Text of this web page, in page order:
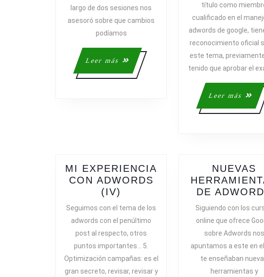
largo de dos sesiones nos
asesoró sobre que cambios
podíamos
Leer más
Leer
más
título como
cualificado en el
adwords de google,
reconocimiento oficial
este tema,
tenido que aprobar el
Leer más
más
MI EXPERIENCIA
CON ADWORDS
(IV)
EXPERIENCIA
ADWORDS
(IV)
Seguimos con el tema de los
adwords con el penúltimo
post al respecto, otros
puntos importantes… 5.
Optimización campañas: es el
gran secreto, revisar, revisar y
NUEVAS
DE
Siguiendo con los
online que ofrece
sobre Adwords nos
apuntamos a este en
te enseñaban
herramientas y